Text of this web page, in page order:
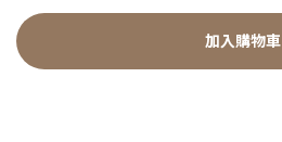
加入購物車